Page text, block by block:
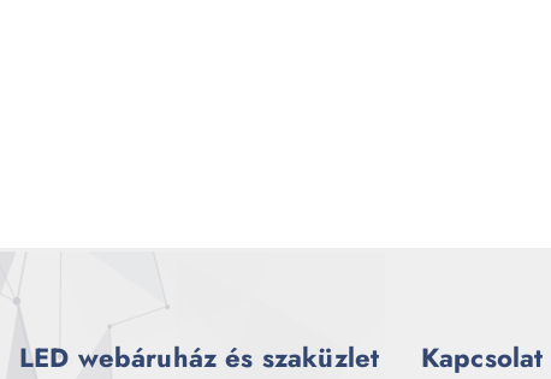
LED webáruház és szaküzlet Kapcsolat